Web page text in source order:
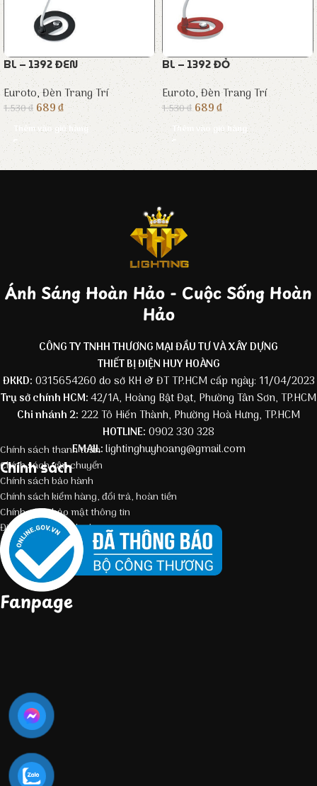
BL – 1392 ĐEN
Euroto,Đèn Trang Trí
1.530₫ 689₫
Thêm vào giỏ hàng
BL – 1392 ĐỎ
Euroto,Đèn Trang Trí
1.530₫ 689₫
Thêm vào giỏ hàng
Ánh Sáng Hoàn Hảo - Cuộc Sống Hoàn
Hảo
CÔNG TY TNHH THƯƠNG MẠI ĐẦU TƯ VÀ XÂY DỰNG
THIẾT BỊ ĐIỆN HUY HOÀNG
ĐKKD: 0315654260 do sở KH & ĐT TP.HCM cấp ngày: 11/04/2023
Trụ sở chính HCM:42/1A, Hoàng Bật Đạt, Phường Tân Sơn, TP.HCM
Chi nhánh 2: 222 Tô Hiến Thành, Phường Hoà Hưng, TP.HCM
HOTLINE: 0902 330 328
EMAIL:lightinghuyhoang@gmail.com
Chính sách
Chính sách thanh toán
Chính sách vận chuyển
Chính sách bảo hành
Chính sách kiểm hàng, đổi trả, hoàn tiền
Chính sách bảo mật thông tin
Điều kiện giao dịch chung
Fanpage